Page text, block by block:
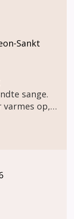
Sankt
sange.
varmes op,
glæder,
i selskab)